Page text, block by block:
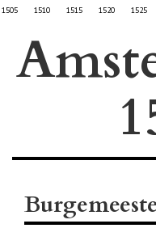
1505 1510 1515 1520 1525